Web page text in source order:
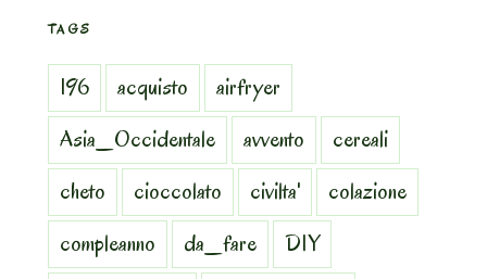
TAGS
196 acquisto
airfryer
Asia_Occidentale
avvento
cereali
cheto
cioccolato civilta'
colazione
compleanno
da_fare
DIY